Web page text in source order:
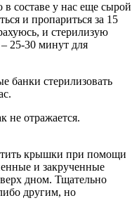
составе у нас еще сырой
и пропариться за 15
и стерилизую
25-30 минут для
банки стерилизовать
не отражается.
крышки при помощи
и закрученные
дном. Тщательно
другим, но